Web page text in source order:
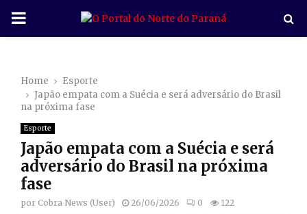
P
M
A
R
Home
Esporte
Japão empata com a Suécia e será adversário do Brasil
na próxima fase
Esporte
Japão empata com a Suécia e será
adversário do Brasil na próxima
fase
por Cobra News (User) 26/06/2026 0 122